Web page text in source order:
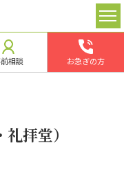
相談 お急ぎの方
拝堂）